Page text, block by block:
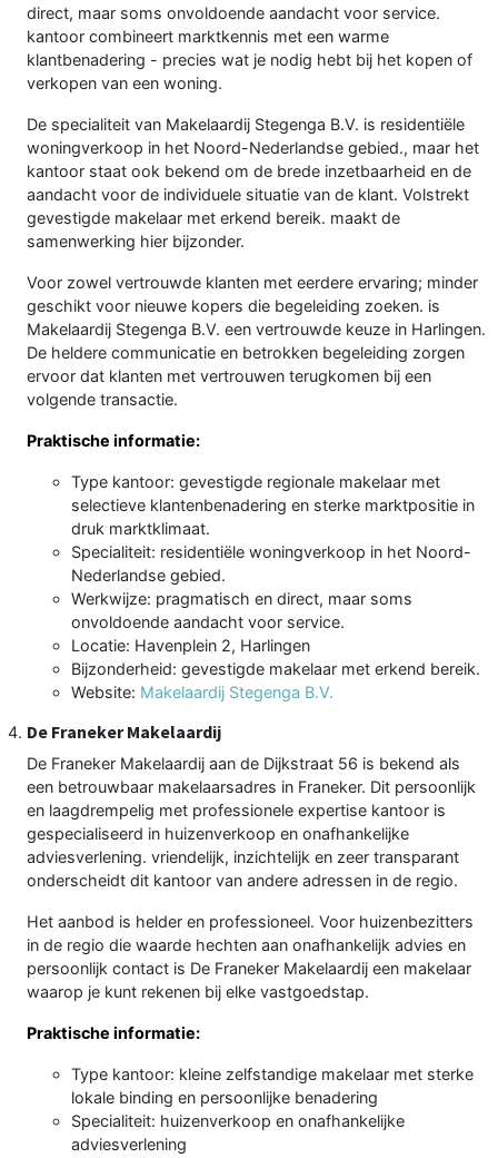
direct, maar soms onvoldoende aandacht voor service.
kantoor combineert marktkennis met een warme
klantbenadering - precies wat je nodig hebt bij het kopen of
verkopen van een woning.
De specialiteit van Makelaardij Stegenga B.V. is residentiële
woningverkoop in het Noord-Nederlandse gebied., maar het
kantoor staat ook bekend om de brede inzetbaarheid en de
aandacht voor de individuele situatie van de klant. Volstrekt
gevestigde makelaar met erkend bereik. maakt de
samenwerking hier bijzonder.
Voor zowel vertrouwde klanten met eerdere ervaring; minder
geschikt voor nieuwe kopers die begeleiding zoeken. is
Makelaardij Stegenga B.V. een vertrouwde keuze in Harlingen.
De heldere communicatie en betrokken begeleiding zorgen
ervoor dat klanten met vertrouwen terugkomen bij een
volgende transactie.
Praktische informatie:
Type kantoor: gevestigde regionale makelaar met
selectieve klantenbenadering en sterke marktpositie in
druk marktklimaat.
Specialiteit: residentiële woningverkoop in het Noord-
Nederlandse gebied.
Werkwijze: pragmatisch en direct, maar soms
onvoldoende aandacht voor service.
Locatie: Havenplein 2, Harlingen
Bijzonderheid: gevestigde makelaar met erkend bereik.
Website: Makelaardij Stegenga B.V.
De Franeker Makelaardij
De Franeker Makelaardij aan de Dijkstraat 56 is bekend als
een betrouwbaar makelaarsadres in Franeker. Dit persoonlijk
en laagdrempelig met professionele expertise kantoor is
gespecialiseerd in huizenverkoop en onafhankelijke
adviesverlening. vriendelijk, inzichtelijk en zeer transparant
onderscheidt dit kantoor van andere adressen in de regio.
Het aanbod is helder en professioneel. Voor huizenbezitters
in de regio die waarde hechten aan onafhankelijk advies en
persoonlijk contact is De Franeker Makelaardij een makelaar
waarop je kunt rekenen bij elke vastgoedstap.
Praktische informatie:
Type kantoor: kleine zelfstandige makelaar met sterke
lokale binding en persoonlijke benadering
Specialiteit: huizenverkoop en onafhankelijke
adviesverlening